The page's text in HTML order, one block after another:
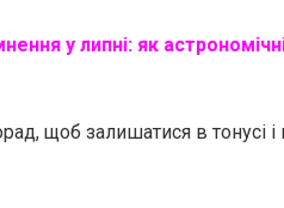
у липні: як
щоб залишатися в тонусі і